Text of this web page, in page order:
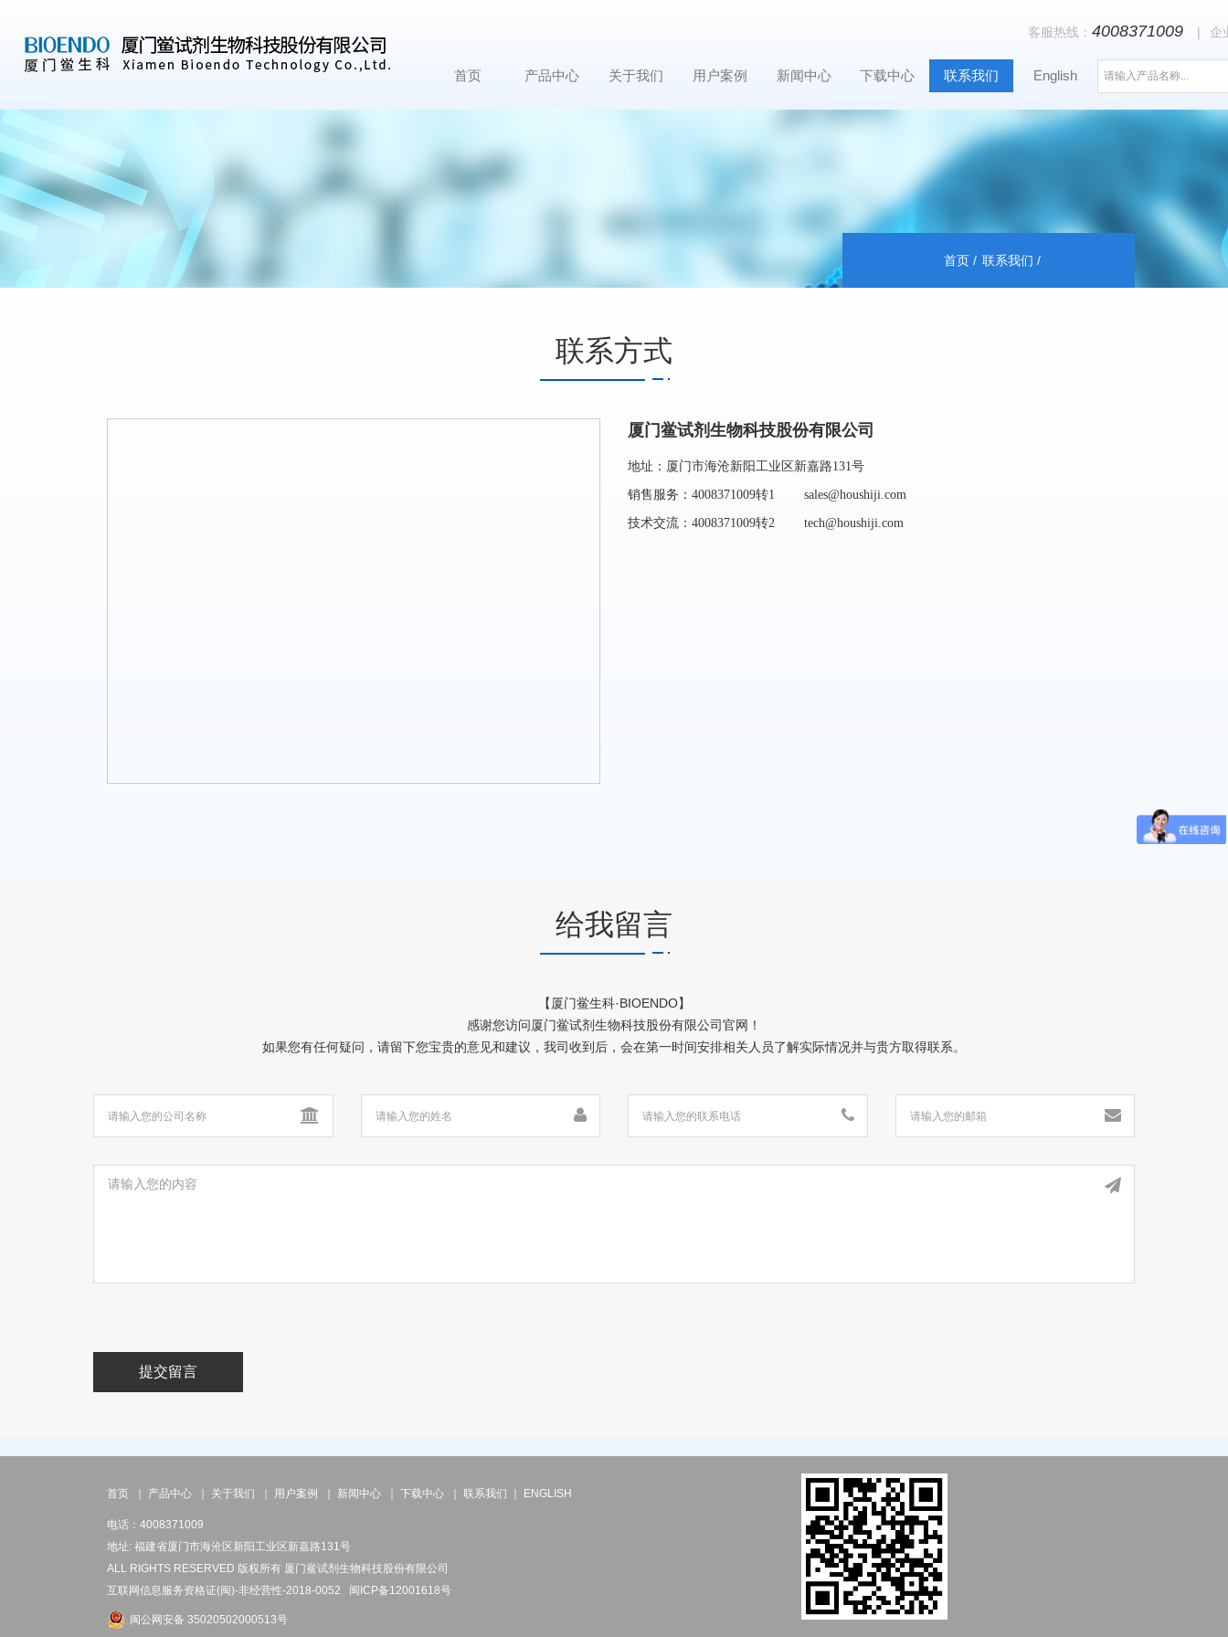
首页 产品中心 关于我们 用户案例 新闻中心 下载中心 联系我们 English
客服热线： 4008371009 | 企
首页 联系我们
联系方式
厦门鲎试剂生物科技股份有限公司
地址：厦门市海沧新阳工业区新嘉路131号
销售服务：4008371009转1 sales@houshiji.com
技术交流： 4008371009转2 tech@houshiji.com
给我留言
【厦门鲎生科·BIOENDO】
感谢您访问厦门鲎试剂生物科技股份有限公司官网！
如果您有任何疑问，请留下您宝贵的意见和建议，我司收到后，会在第一时间安排相关人员了解实际情况并与贵方取得联系。
提交留言
首页 产品中心 关于我们 用户案例 新闻中心 下载中心 联系我们 ENGLISH
电话：4008371009
地址: 福建省厦门市海沧区新阳工业区新嘉路131号
ALL RIGHTS RESERVED 版权所有 厦门鲎试剂生物科技股份有限公司
互联网信息服务资格证(闽)-非经营性-2018-0052 闽ICP备12001618号
闽公网安备 35020502000513号